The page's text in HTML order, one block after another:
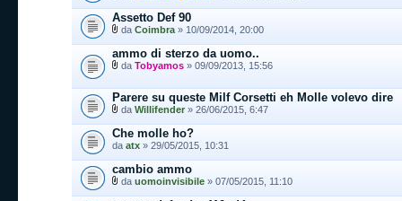
Assetto Def 90
da Coimbra » 10/09/2014, 20:00
ammo di sterzo da uomo..
da Tobyamos » 09/09/2013, 15:56
Parere su queste Milf Corsetti eh Molle volevo dire
da Willifender » 26/06/2015, 6:47
Che molle ho?
da atx » 29/05/2015, 10:31
cambio ammo
da uomoinvisibile » 07/05/2015, 11:10